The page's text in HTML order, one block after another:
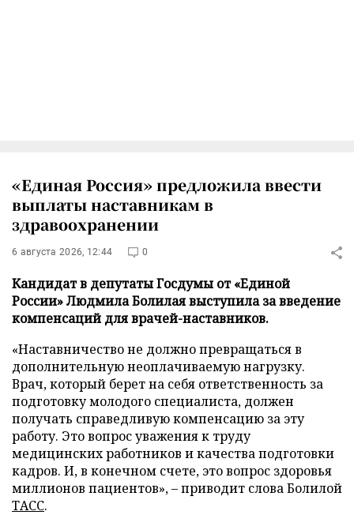
«Единая Россия» предложила ввести
выплаты наставникам в
здравоохранении
6 августа 2026, 12:44 0
Кандидат в депутаты Госдумы от «Единой
России» Людмила Болилая выступила за введение
компенсаций для врачей-наставников.
«Наставничество не должно превращаться в
дополнительную неоплачиваемую нагрузку.
Врач, который берет на себя ответственность за
подготовку молодого специалиста, должен
получать справедливую компенсацию за эту
работу. Это вопрос уважения к труду
медицинских работников и качества подготовки
кадров. И, в конечном счете, это вопрос здоровья
миллионов пациентов», – приводит слова Болилой
ТАСС.